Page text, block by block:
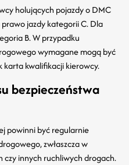
holujących pojazdy o DMC
jazdy kategorii C. Dla
B. W przypadku
wymagane mogą być
kwalifikacji kierowcy.
bezpieczeństwa
powinni być regularnie
zwłaszcza w
innych ruchliwych drogach.